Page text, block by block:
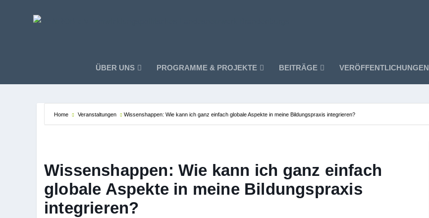
ÜBER UNS PROGRAMME & PROJEKTE BEITRÄGE VERÖFFENTLICHUNGEN
Home Veranstaltungen Wissenshappen: Wie kann ich ganz einfach globale Aspekte in meine Bildungspraxis integrieren?
Wissenshappen: Wie kann ich ganz einfach
globale Aspekte in meine Bildungspraxis
integrieren?